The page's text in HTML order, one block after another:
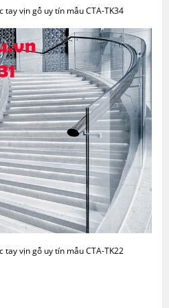
tay vịn gỗ uy tín mẫu CTA-TK34
tay vịn gỗ uy tín mẫu CTA-TK22